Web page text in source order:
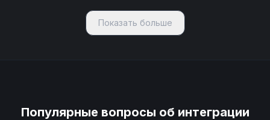
Показать больше
Популярные вопросы об интеграции